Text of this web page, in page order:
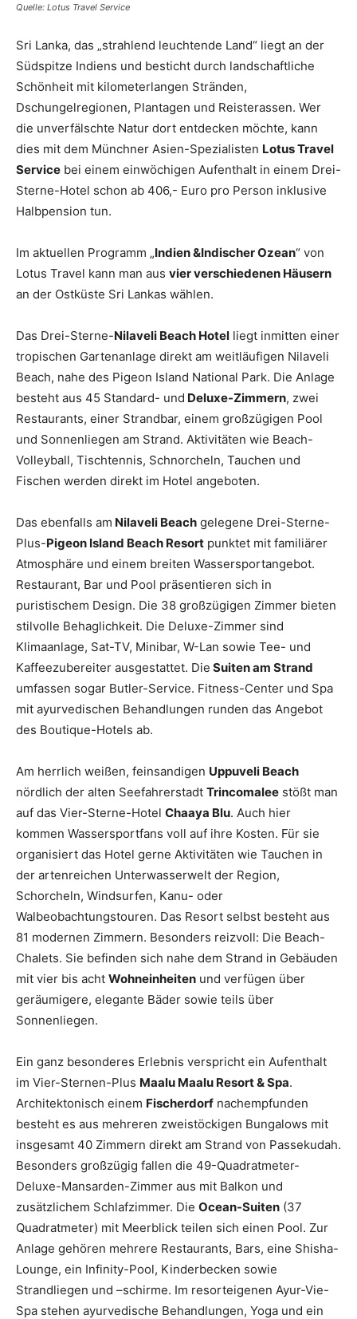
Quelle: Lotus Travel Service
Sri Lanka, das „strahlend leuchtende Land“ liegt an der
Südspitze Indiens und besticht durch landschaftliche
Schönheit mit kilometerlangen Stränden,
Dschungelregionen, Plantagen und Reisterassen. Wer
die unverfälschte Natur dort entdecken möchte, kann
dies mit dem Münchner Asien-Spezialisten Lotus Travel
Service bei einem einwöchigen Aufenthalt in einem Drei-
Sterne-Hotel schon ab 406,- Euro pro Person inklusive
Halbpension tun.
Im aktuellen Programm „Indien &Indischer Ozean“ von
Lotus Travel kann man aus vier verschiedenen Häusern
an der Ostküste Sri Lankas wählen.
Das Drei-Sterne-Nilaveli Beach Hotel liegt inmitten einer
tropischen Gartenanlage direkt am weitläufigen Nilaveli
Beach, nahe des Pigeon Island National Park. Die Anlage
besteht aus 45 Standard- und Deluxe-Zimmern, zwei
Restaurants, einer Strandbar, einem großzügigen Pool
und Sonnenliegen am Strand. Aktivitäten wie Beach-
Volleyball, Tischtennis, Schnorcheln, Tauchen und
Fischen werden direkt im Hotel angeboten.
Das ebenfalls am Nilaveli Beach gelegene Drei-Sterne-
Plus-Pigeon Island Beach Resort punktet mit familiärer
Atmosphäre und einem breiten Wassersportangebot.
Restaurant, Bar und Pool präsentieren sich in
puristischem Design. Die 38 großzügigen Zimmer bieten
stilvolle Behaglichkeit. Die Deluxe-Zimmer sind
Klimaanlage, Sat-TV, Minibar, W-Lan sowie Tee- und
Kaffeezubereiter ausgestattet. Die Suiten am Strand
umfassen sogar Butler-Service. Fitness-Center und Spa
mit ayurvedischen Behandlungen runden das Angebot
des Boutique-Hotels ab.
Am herrlich weißen, feinsandigen Uppuveli Beach
nördlich der alten Seefahrerstadt Trincomalee stößt man
auf das Vier-Sterne-Hotel Chaaya Blu. Auch hier
kommen Wassersportfans voll auf ihre Kosten. Für sie
organisiert das Hotel gerne Aktivitäten wie Tauchen in
der artenreichen Unterwasserwelt der Region,
Schorcheln, Windsurfen, Kanu- oder
Walbeobachtungstouren. Das Resort selbst besteht aus
81 modernen Zimmern. Besonders reizvoll: Die Beach-
Chalets. Sie befinden sich nahe dem Strand in Gebäuden
mit vier bis acht Wohneinheiten und verfügen über
geräumigere, elegante Bäder sowie teils über
Sonnenliegen.
Ein ganz besonderes Erlebnis verspricht ein Aufenthalt
im Vier-Sternen-Plus Maalu Maalu Resort & Spa.
Architektonisch einem Fischerdorf nachempfunden
besteht es aus mehreren zweistöckigen Bungalows mit
insgesamt 40 Zimmern direkt am Strand von Passekudah.
Besonders großzügig fallen die 49-Quadratmeter-
Deluxe-Mansarden-Zimmer aus mit Balkon und
zusätzlichem Schlafzimmer. Die Ocean-Suiten (37
Quadratmeter) mit Meerblick teilen sich einen Pool. Zur
Anlage gehören mehrere Restaurants, Bars, eine Shisha-
Lounge, ein Infinity-Pool, Kinderbecken sowie
Strandliegen und –schirme. Im resorteigenen Ayur-Vie-
Spa stehen ayurvedische Behandlungen, Yoga und ein